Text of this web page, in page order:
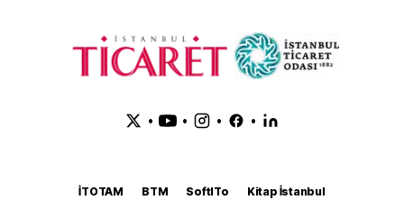
• • • •
İTOTAM BTM SoftITo
Kitap İstanbul